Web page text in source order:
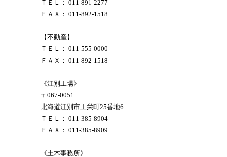
ＴＥＬ： 011-891-2277
ＦＡＸ： 011-892-1518
【不動産】
ＴＥＬ： 011-555-0000
ＦＡＸ： 011-892-1518
《江別工場》
〒067-0051
北海道江別市工栄町25番地6
ＴＥＬ： 011-385-8904
ＦＡＸ： 011-385-8909
《土木事務所》